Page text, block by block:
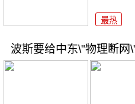
最热
波斯要给中东\"物理断网